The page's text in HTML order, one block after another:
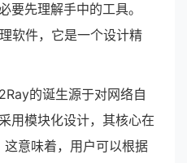
要先理解手中的工具。
软件，它是一个设计精
的诞生源于对网络自
用模块化设计，其核心在
这意味着，用户可以根据